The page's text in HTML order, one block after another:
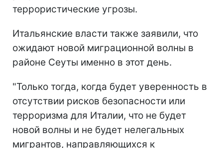
террористические угрозы.
Итальянские власти также заявили, что
ожидают новой миграционной волны в
районе Сеуты именно в этот день.
"Только тогда, когда будет уверенность в
отсутствии рисков безопасности или
терроризма для Италии, что не будет
новой волны и не будет нелегальных
мигрантов, направляющихся к